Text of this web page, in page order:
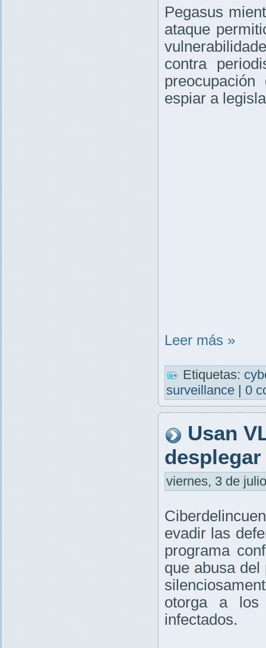
Pegasus
ataque
contra
espiar a
Leer más »
Etiquetas:
surveillance | 0
Usan
desplegar
viernes, 3 de
evadir las
programa
que abusa
otorga a
infectados.